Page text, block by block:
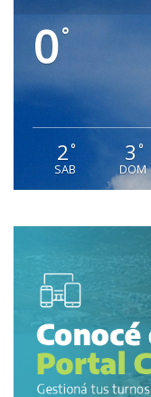
0°
2°
SAB
3 °
DOM